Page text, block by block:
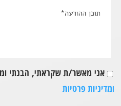
אני מאשר/ת שקראתי, הבנתי
ומדיניות פרטיות